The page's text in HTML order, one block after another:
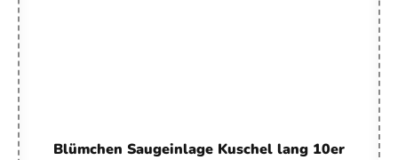
Blümchen Saugeinlage Kuschel lang 10er